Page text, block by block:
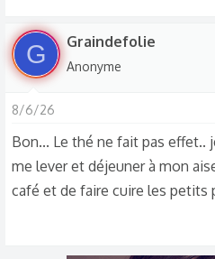
G Graindefolie
Anonyme
8/6/26
Bon... Le thé ne fait pas effet..
me lever et déjeuner à mon
café et de faire cuire les petits